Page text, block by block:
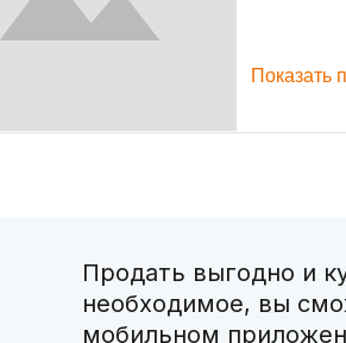
Показать
Продать выгодно и
необходимое, вы
мобильном